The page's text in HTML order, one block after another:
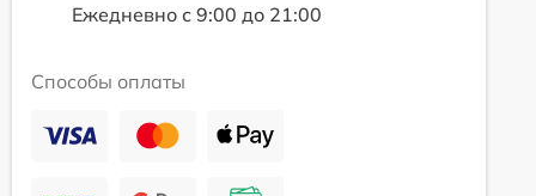
Ежедневно с 9:00 до 21:00
Способы оплаты